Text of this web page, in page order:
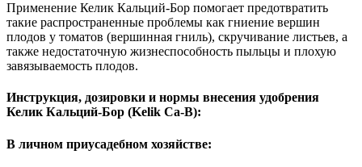
Применение Келик Кальций-Бор помогает предотвратить
такие распространенные проблемы как гниение вершин
плодов у томатов (вершинная гниль), скручивание листьев, а
также недостаточную жизнеспособность пыльцы и плохую
завязываемость плодов.
Инструкция, дозировки и нормы внесения удобрения
Келик Кальций-Бор (Kelik Ca-B):
В личном приусадебном хозяйстве: